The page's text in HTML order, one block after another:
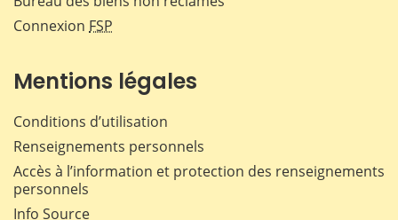
Connexion FSP
Mentions légales
Conditions d’utilisation
Renseignements personnels
Accès à l’information et protection des renseignements
personnels
Info Source